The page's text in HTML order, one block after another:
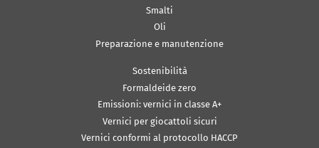
Smalti
Oli
Preparazione e manutenzione
Sostenibilità
Formaldeide zero
Emissioni: vernici in classe A+
Vernici per giocattoli sicuri
Vernici conformi al protocollo HACCP